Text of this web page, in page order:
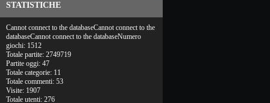
STATISTICHE
Cannot connect to the databaseCannot connect to the
databaseCannot connect to the databaseNumero
giochi: 1512
Totale partite: 2749719
Partite oggi: 47
Totale categorie: 11
Totale commenti: 53
Visite: 1907
Totale utenti: 276